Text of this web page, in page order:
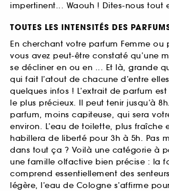
impertinent... Waouh ! Dites-nous tout
TOUTES LES INTENSITÉS DES
En cherchant votre parfum Femme ou
vous avez peut-être constaté qu’une
se décliner en ou en ... Et là, grande
qui fait l’atout de chacune d’entre
quelques infos ! L’extrait de parfum
le plus précieux. Il peut tenir jusqu’à
parfum, moins capiteuse, qui sera
environ. L’eau de toilette, plus fraîche
habillera de liberté pour 3h à 5h. Pas
dans tout ça ? Voilà une catégorie à
une famille olfactive bien précise : la
comprend essentiellement des
légère, l’eau de Cologne s’affirme